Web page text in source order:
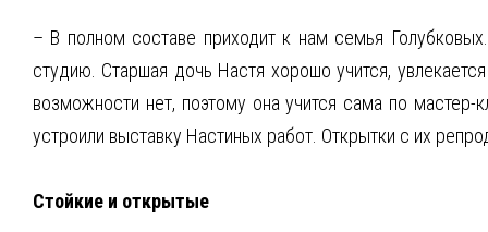
– В полном составе приходит к нам семья
студию. Старшая дочь Настя хорошо учится,
возможности нет, поэтому она учится сама по
устроили выставку Настиных работ. Открытки с их
Стойкие и открытые